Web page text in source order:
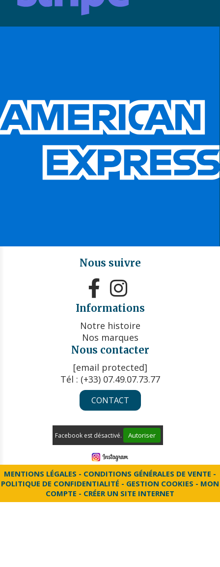
Nous suivre
 
Informations
Notre histoire
Nos marques
Nous contacter
[email protected]
Tél : (+33) 07.49.07.73.77
CONTACT
Facebook est désactivé. Autoriser
MENTIONS LÉGALES
CONDITIONS GÉNÉRALES DE VENTE
POLITIQUE DE CONFIDENTIALITÉ
GESTION COOKIES
MON
COMPTE
CRÉER UN SITE INTERNET